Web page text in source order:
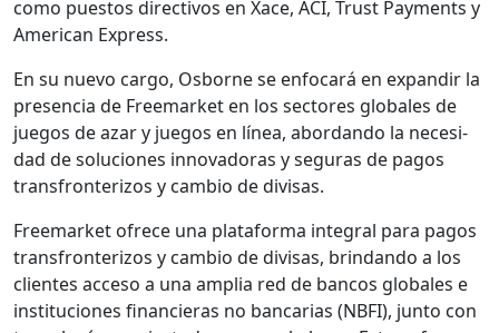
como puestos direc­tivos en Xace, ACI, Trust Pay­ments y
Amer­i­can Express.
En su nue­vo car­go, Osborne se enfo­cará en expandir la
pres­en­cia de Freemar­ket en los sec­tores glob­ales de
jue­gos de azar y jue­gos en línea, abor­dan­do la necesi­
dad de solu­ciones inno­vado­ras y seguras de pagos
trans­fron­ter­i­zos y cam­bio de divisas.
Freemar­ket ofrece una platafor­ma inte­gral para pagos
trans­fron­ter­i­zos y cam­bio de divisas, brin­dan­do a los
clientes acce­so a una amplia red de ban­cos glob­ales e
insti­tu­ciones financieras no ban­car­ias (NBFI), jun­to con